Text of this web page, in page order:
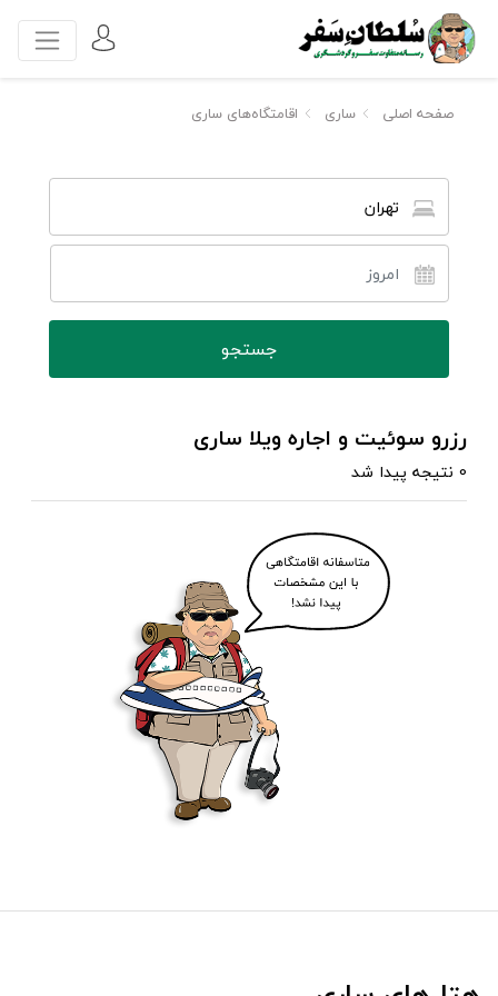
صفحه اصلی ساری اقامتگاه‌های ساری
تهران
رزرو سوئیت و اجاره ویلا ساری
0 نتیجه پیدا شد